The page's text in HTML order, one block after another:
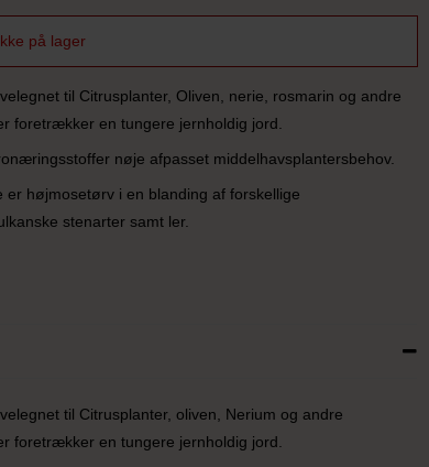
på lager
til Citrusplanter, Oliven, nerie, rosmarin og andre
foretrækker en tungere jernholdig jord.
nøje afpasset middelhavsplantersbehov.
er højmosetørv i en blanding af forskellige
stenarter samt ler.
til Citrusplanter, oliven, Nerium og andre
foretrækker en tungere jernholdig jord.